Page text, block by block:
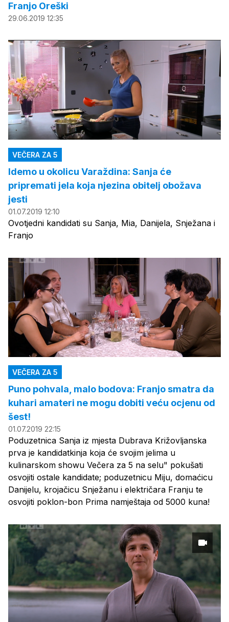
Franjo Oreški
29.06.2019 12:35
VEČERA ZA 5
Idemo u okolicu Varaždina: Sanja će
pripremati jela koja njezina obitelj obožava
jesti
01.07.2019 12:10
Ovotjedni kandidati su Sanja, Mia, Danijela, Snježana i
Franjo
VEČERA ZA 5
Puno pohvala, malo bodova: Franjo smatra da
kuhari amateri ne mogu dobiti veću ocjenu od
šest!
01.07.2019 22:15
Poduzetnica Sanja iz mjesta Dubrava Križovljanska
prva je kandidatkinja koja će svojim jelima u
kulinarskom showu Večera za 5 na selu" pokušati
osvojiti ostale kandidate; poduzetnicu Miju, domaćicu
Danijelu, krojačicu Snježanu i električara Franju te
osvojiti poklon-bon Prima namještaja od 5000 kuna!